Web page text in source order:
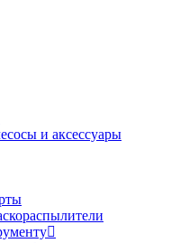
и аксессуары